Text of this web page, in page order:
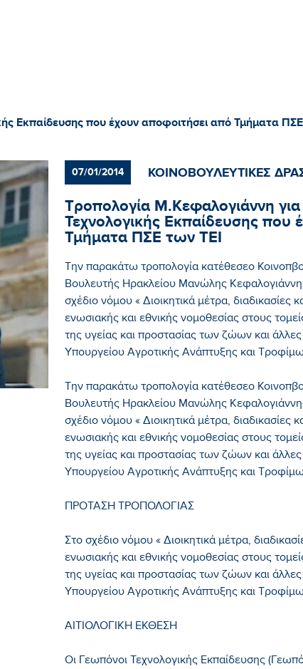
Εκπαίδευσης που έχουν αποφοιτήσει από Τμήματα
07/01/2014 ΚΟΙΝΟΒΟΥΛΕΥΤΙΚΕΣ
Τροπολογία Μ.Κεφαλογιάννη
Τεχνολογικής Εκπαίδευσης που
Τμήματα ΠΣΕ των ΤΕΙ
Την παρακάτω τροπολογία κατέθεσεο
Βουλευτής Ηρακλείου Μανώλης
σχέδιο νόμου « Διοικητικά μέτρα,
ενωσιακής και εθνικής νομοθεσίας στους
της υγείας και προστασίας των ζώων και
Υπουργείου Αγροτικής Ανάπτυξης και
Την παρακάτω τροπολογία κατέθεσεο
Βουλευτής Ηρακλείου Μανώλης
σχέδιο νόμου « Διοικητικά μέτρα,
ενωσιακής και εθνικής νομοθεσίας στους
της υγείας και προστασίας των ζώων και
Υπουργείου Αγροτικής Ανάπτυξης και
ΠΡΟΤΑΣΗ ΤΡΟΠΟΛΟΓΙΑΣ
Στο σχέδιο νόμου « Διοικητικά μέτρα,
ενωσιακής και εθνικής νομοθεσίας στους
της υγείας και προστασίας των ζώων και
Υπουργείου Αγροτικής Ανάπτυξης και
ΑΙΤΙΟΛΟΓΙΚΗ ΕΚΘΕΣΗ
Οι Γεωπόνοι Τεχνολογικής Εκπαίδευσης